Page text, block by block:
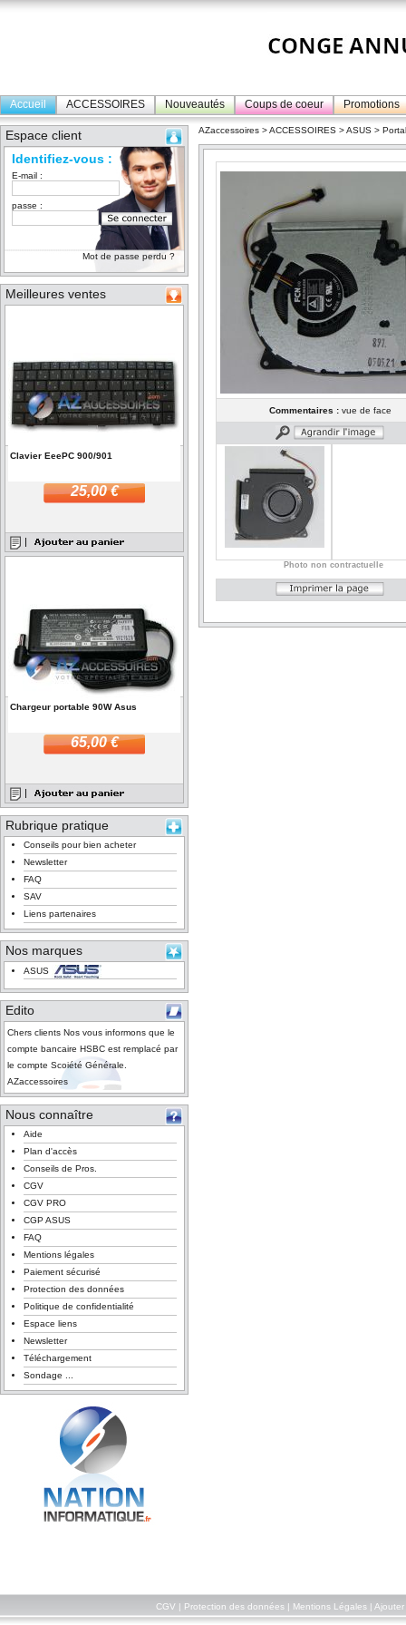
Accueil ACCESSOIRES Nouveautés Coups de coeur Promotions
Espace client
Identifiez-vous :
E-mail :
passe :
Mot de passe perdu ?
Meilleures ventes
Clavier EeePC 900/901
25,00 €
Chargeur portable 90W Asus
65,00 €
Rubrique pratique
Conseils pour bien acheter
Newsletter
FAQ
SAV
Liens partenaires
Nos marques
ASUS
Edito
Chers clients Nos vous informons que le
compte bancaire HSBC est remplacé par
le compte Scoiété Générale.
AZaccessoires
Nous connaître
Aide
Plan d'accès
Conseils de Pros.
CGV
CGV PRO
CGP ASUS
FAQ
Mentions légales
Paiement sécurisé
Protection des données
Politique de confidentialité
Espace liens
Newsletter
Téléchargement
Sondage ...
AZaccessoires >ACCESSOIRES >ASUS >
Commentaires :vue de face
Photo non contractuelle
CGV Protection des données| Mentions Légales| Ajouter